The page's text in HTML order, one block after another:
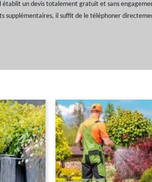
établit un devis totalement gratuit et sans
supplémentaires, il suffit de le téléphoner